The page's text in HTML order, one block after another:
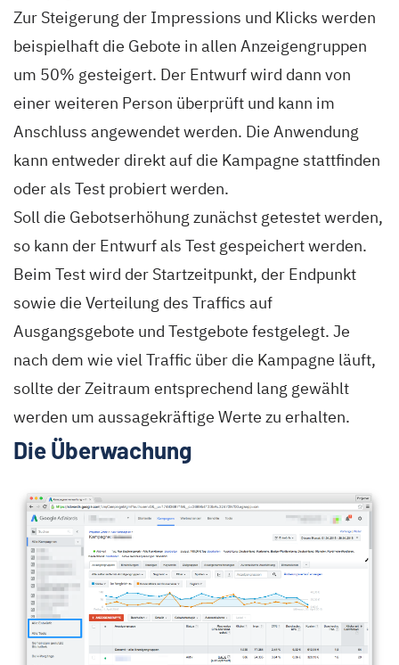
Zur Steigerung der Impressions und Klicks werden
beispielhaft die Gebote in allen Anzeigengruppen
um 50% gesteigert. Der Entwurf wird dann von
einer weiteren Person überprüft und kann im
Anschluss angewendet werden. Die Anwendung
kann entweder direkt auf die Kampagne stattfinden
oder als Test probiert werden.
Soll die Gebotserhöhung zunächst getestet werden,
so kann der Entwurf als Test gespeichert werden.
Beim Test wird der Startzeitpunkt, der Endpunkt
sowie die Verteilung des Traffics auf
Ausgangsgebote und Testgebote festgelegt. Je
nach dem wie viel Traffic über die Kampagne läuft,
sollte der Zeitraum entsprechend lang gewählt
werden um aussagekräftige Werte zu erhalten.
Die Überwachung